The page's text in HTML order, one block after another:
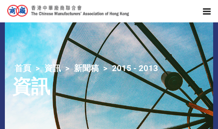
首頁 資訊 新聞稿 2015 - 2013
資訊